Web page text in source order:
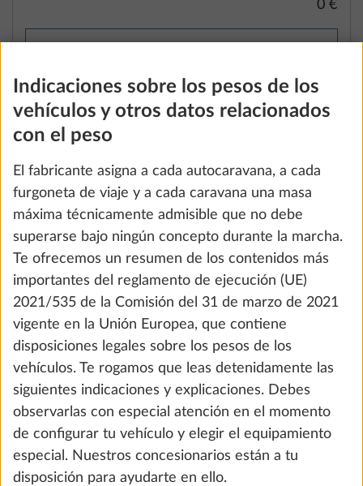
0 €
Reducción a 3 plazas sentado 2
Añadir
Indicaciones sobre los pesos de los
vehículos y otros datos relacionados
con el peso
El fabricante asigna a cada autocaravana, a cada
furgoneta de viaje y a cada caravana una masa
máxima técnicamente admisible que no debe
superarse bajo ningún concepto durante la marcha.
Te ofrecemos un resumen de los contenidos más
importantes del reglamento de ejecución (UE)
2021/535 de la Comisión del 31 de marzo de 2021
vigente en la Unión Europea, que contiene
disposiciones legales sobre los pesos de los
vehículos. Te rogamos que leas detenidamente las
siguientes indicaciones y explicaciones. Debes
observarlas con especial atención en el momento
de configurar tu vehículo y elegir el equipamiento
especial. Nuestros concesionarios están a tu
disposición para ayudarte en ello.